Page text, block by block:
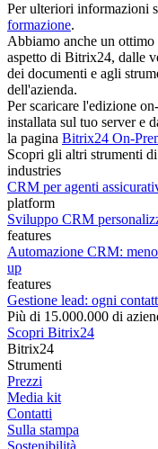
Per ulteriori informazioni
formazione.
Abbiamo anche un ottimo
aspetto di Bitrix24, dalle
dei documenti e agli
dell'azienda.
Per scaricare l'edizione
installata sul tuo server e
la pagina Bitrix24 On-
Scopri gli altri strumenti
industries
CRM per agenti
platform
Sviluppo CRM
features
Automazione CRM:
up
features
Gestione lead: ogni
Più di 15.000.000 di
Scopri Bitrix24
Bitrix24
Strumenti
Prezzi
Media kit
Contatti
Sulla stampa